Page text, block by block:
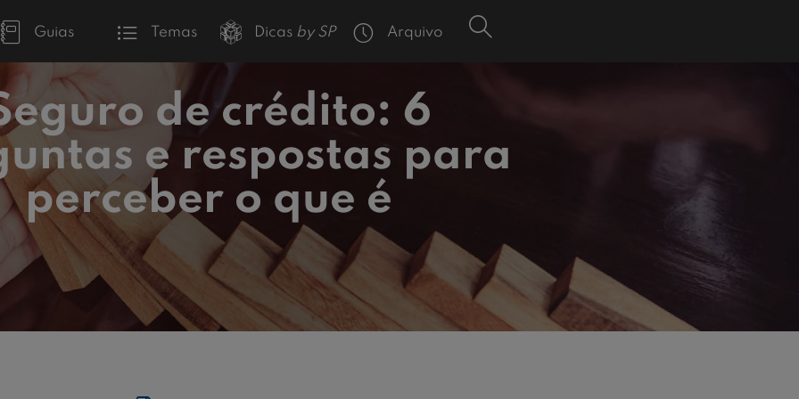
Guias Temas Dicas by SP Arquivo
de crédito: 6
e respostas para
perceber o que é